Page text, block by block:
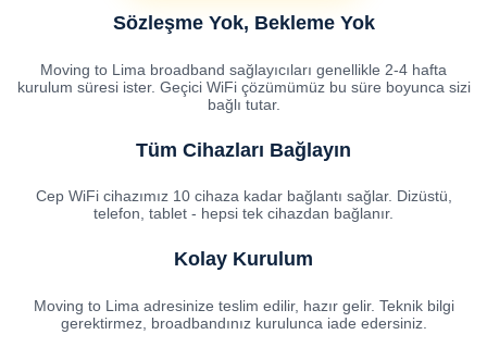
Sözleşme Yok, Bekleme Yok
Moving to Lima broadband sağlayıcıları genellikle 2-4 hafta
kurulum süresi ister. Geçici WiFi çözümümüz bu süre boyunca sizi
bağlı tutar.
Tüm Cihazları Bağlayın
Cep WiFi cihazımız 10 cihaza kadar bağlantı sağlar. Dizüstü,
telefon, tablet - hepsi tek cihazdan bağlanır.
Kolay Kurulum
Moving to Lima adresinize teslim edilir, hazır gelir. Teknik bilgi
gerektirmez, broadbandınız kurulunca iade edersiniz.